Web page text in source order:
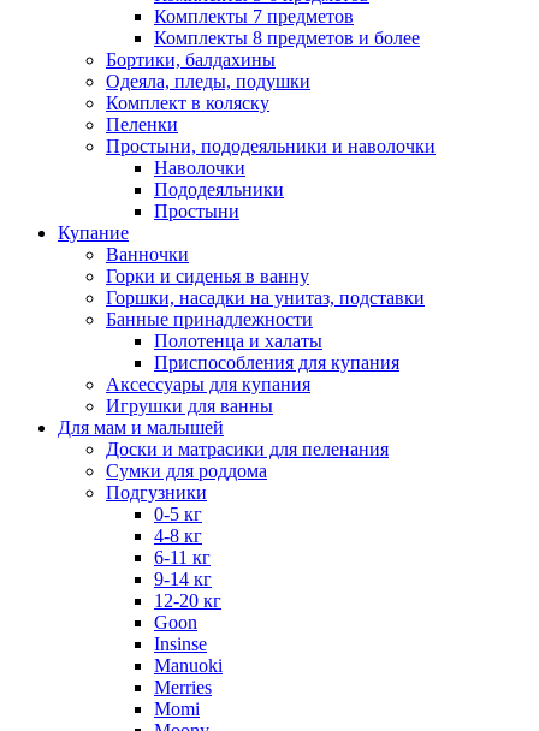
Комплекты 7 предметов
Комплекты 8 предметов и более
Бортики, балдахины
Одеяла, пледы, подушки
Комплект в коляску
Пеленки
Простыни, пододеяльники и наволочки
Наволочки
Пододеяльники
Простыни
Купание
Ванночки
Горки и сиденья в ванну
Горшки, насадки на унитаз, подставки
Банные принадлежности
Полотенца и халаты
Приспособления для купания
Аксессуары для купания
Игрушки для ванны
Для мам и малышей
Доски и матрасики для пеленания
Сумки для роддома
Подгузники
0-5 кг
4-8 кг
6-11 кг
9-14 кг
12-20 кг
Goon
Insinse
Manuoki
Merries
Momi